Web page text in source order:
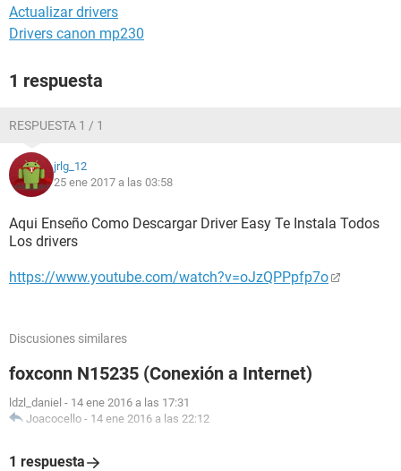
Actualizar drivers
Drivers canon mp230
1 respuesta
RESPUESTA 1 / 1
jrlg_12
25 ene 2017 a las 03:58
Aqui Enseño Como Descargar Driver Easy Te Instala Todos
Los drivers
https://www.youtube.com/watch?v=oJzQPPpfp7o
Discusiones similares
foxconn N15235 (Conexión a Internet)
ldzl_daniel - 14 ene 2016 a las 17:31
Joacocello - 14 ene 2016 a las 22:12
1 respuesta